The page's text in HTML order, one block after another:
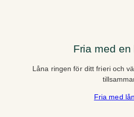
Fria med en
Låna ringen för ditt frieri och
Fria med